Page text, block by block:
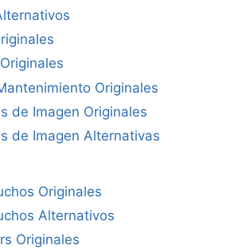
Originales
de Imagen Originales
de Imagen Alternativas
Originales
Alternativos
Originales